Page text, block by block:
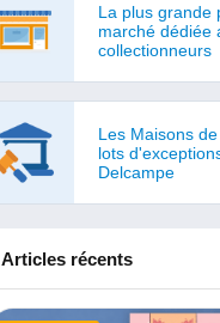
La plus grande
marché dédiée
collectionneurs
Les Maisons
lots
Delcampe
Articles récents